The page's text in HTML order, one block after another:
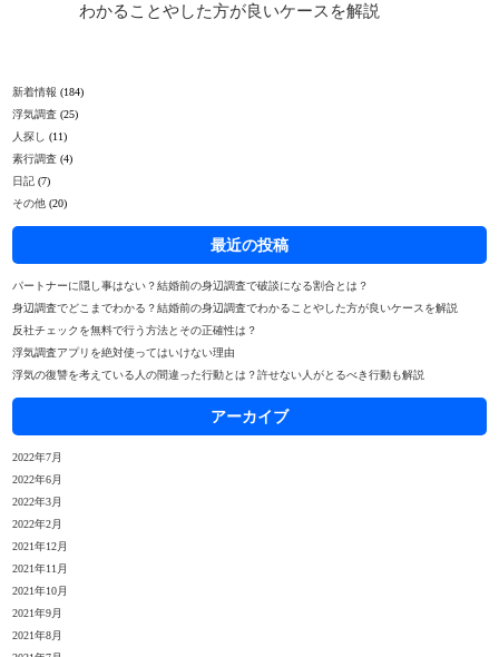
わかることやした方が良いケースを解説
新着情報 (184)
浮気調査 (25)
人探し
(11)
素行調査 (4)
日記 (7)
その他 (20)
最近の投稿
パートナーに隠し事はない？結婚前の身辺調査で破談になる割合とは？
身辺調査でどこまでわかる？結婚前の身辺調査でわかることやした方が良いケースを解説
反社チェックを無料で行う方法とその正確性は？
浮気調査アプリを絶対使ってはいけない理由
浮気の復讐を考えている人の間違った行動とは？許せない人がとるべき行動も解説
アーカイブ
2022年7月
2022年6月
2022年3月
2022年2月
2021年12月
2021年11月
2021年10月
2021年9月
2021年8月